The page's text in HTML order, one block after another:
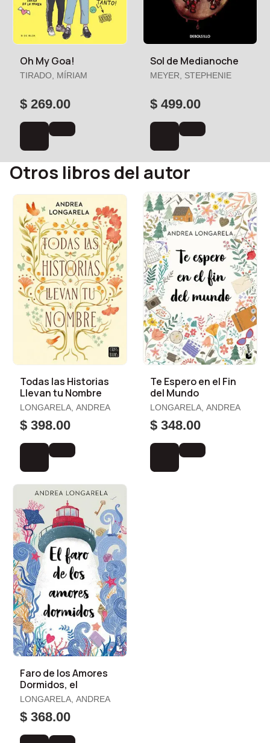
Oh My Goa!
TIRADO, MÍRIAM
$ 269.00
Sol de Medianoche
MEYER, STEPHENIE
$ 499.00
Otros libros del autor
Todas las Historias
Llevan tu Nombre
LONGARELA, ANDREA
$ 398.00
Te Espero en el Fin
del Mundo
LONGARELA, ANDREA
$ 348.00
Faro de los Amores
Dormidos, el
LONGARELA, ANDREA
$ 368.00